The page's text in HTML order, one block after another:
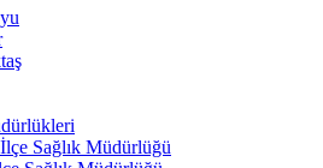
Sağlık Müdürlüğü